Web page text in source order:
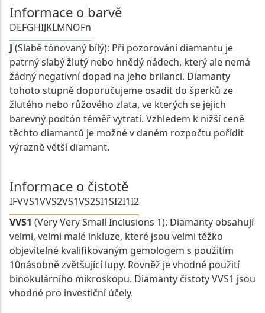
Informace o barvě
DEFGHIJKLMNOFn
J (Slabě tónovaný bílý): Při pozorování diamantu je
patrný slabý žlutý nebo hnědý nádech, který ale nemá
žádný negativní dopad na jeho brilanci. Diamanty
tohoto stupně doporučujeme osadit do šperků ze
žlutého nebo růžového zlata, ve kterých se jejich
barevný podtón téměř vytratí. Vzhledem k nižší ceně
těchto diamantů je možné v daném rozpočtu pořídit
výrazně větší diamant.
Informace o čistotě
IFVVS1VVS2VS1VS2SI1SI2I1I2
VVS1 (Very Very Small Inclusions 1): Diamanty obsahují
velmi, velmi malé inkluze, které jsou velmi těžko
objevitelné kvalifikovaným gemologem s použitím
10násobně zvětšující lupy. Rovněž je vhodné použití
binokulárního mikroskopu. Diamanty čistoty VVS1 jsou
vhodné pro investiční účely.